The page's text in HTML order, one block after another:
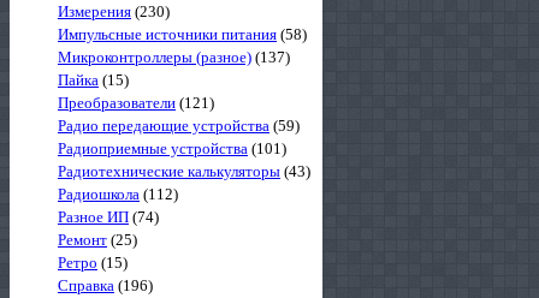
Измерения (230)
Импульсные источники питания (58)
Микроконтроллеры (разное) (137)
Пайка (15)
Преобразователи (121)
Радио передающие устройства (59)
Радиоприемные устройства (101)
Радиотехнические калькуляторы (43)
Радиошкола (112)
Разное ИП (74)
Ремонт (25)
Ретро (15)
Справка (196)